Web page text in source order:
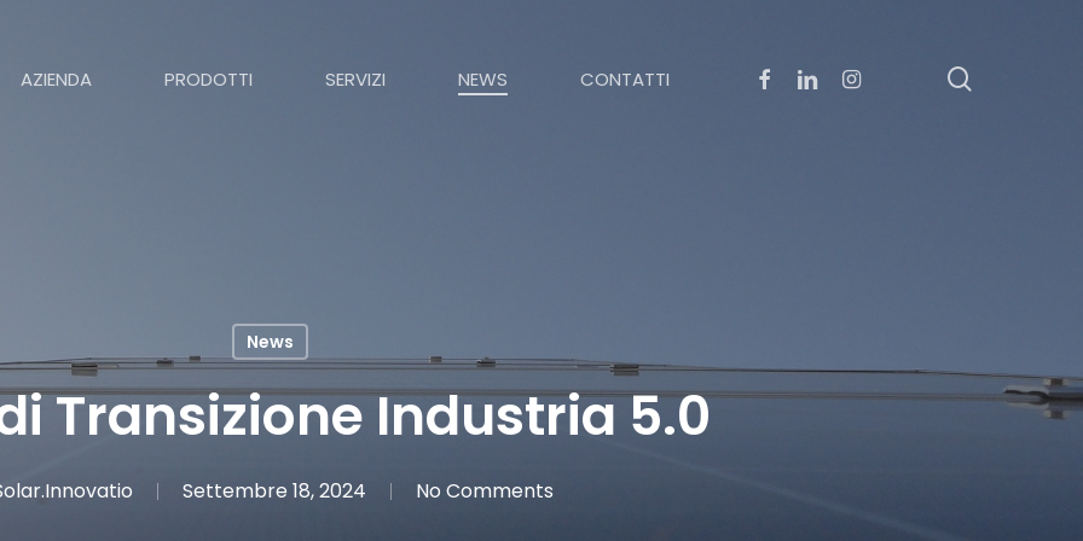
AZIENDA PRODOTTI SERVIZI NEWS CONTATTI FACEBOOKLINKEDININSTAGRAM
News
Transizione Industria 5.0
Settembre 18, 2024 No Comments